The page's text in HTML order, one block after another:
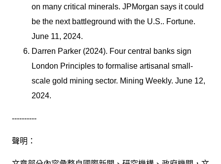
on many critical minerals. JPMorgan says it could
be the next battleground with the U.S.. Fortune.
June 11, 2024.
Darren Parker (2024). Four central banks sign
London Principles to formalise artisanal small-
scale gold mining sector. Mining Weekly. June 12,
2024.
----------
聲明：